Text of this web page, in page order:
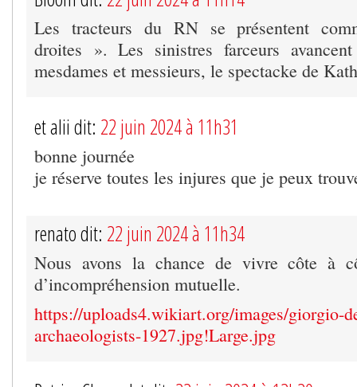
Les tracteurs du RN se présentent
droites ». Les sinistres farceurs avancent
mesdames et messieurs, le spectacke de
et alii dit: 22 juin 2024 à 11h31
bonne journée
je réserve toutes les injures que je peux
renato dit: 22 juin 2024 à 11h34
Nous avons la chance de vivre côte à
d’incompréhension mutuelle.
https://uploads4.wikiart.org/images/giorgio-
archaeologists-1927.jpg!Large.jpg